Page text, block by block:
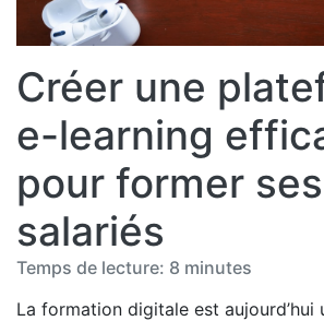
Créer une
e-learning
pour former ses
salariés
Temps de lecture: 8 minutes
La formation digitale est aujourd’hui